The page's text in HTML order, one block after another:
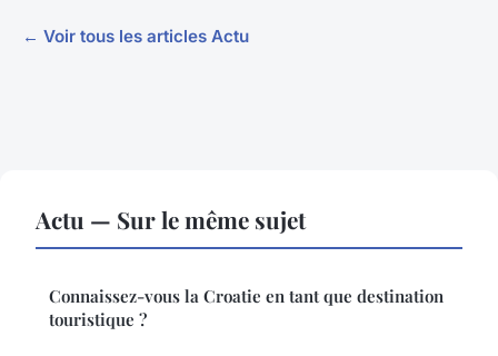
← Voir tous les articles Actu
Actu — Sur le même sujet
Connaissez-vous la Croatie en tant que destination
touristique ?